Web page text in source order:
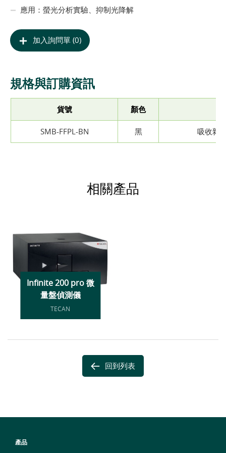
應用：螢光分析實驗、抑制光降解
加入詢問單 (0)
規格與訂購資訊
貨號 顏色
SMB-FFPL-BN 黑 吸收雜
相關產品
Infinite 200 pro 微
量盤偵測儀
TECAN
回到列表
產品